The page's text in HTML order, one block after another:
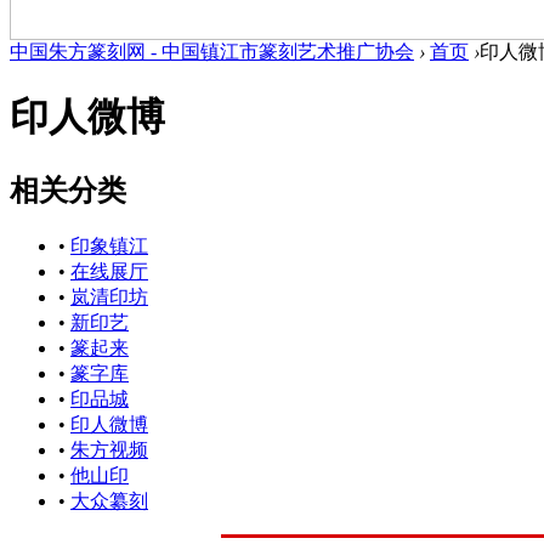
中国朱方篆刻网 - 中国镇江市篆刻艺术推广协会 › 首页 ›印人微
印人微博
相关分类
• 印象镇江
• 在线展厅
• 岚清印坊
• 新印艺
• 篆起来
• 篆字库
• 印品城
• 印人微博
• 朱方视频
• 他山印
• 大众纂刻